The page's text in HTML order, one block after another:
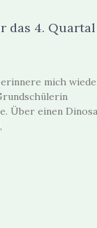
das 4. Quartal
mich
Über einen